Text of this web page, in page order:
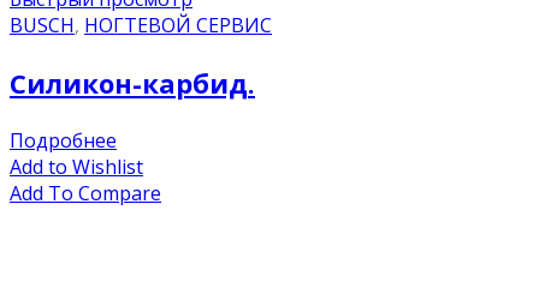
BUSCH, НОГТЕВОЙ СЕРВИС
Силикон-карбид.
Подробнее
Add to Wishlist
Add To Compare